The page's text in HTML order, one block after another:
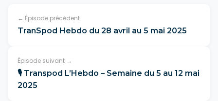
← Épisode précédent
TranSpod Hebdo du 28 avril au 5 mai 2025
Épisode suivant →
🎙️ Transpod L’Hebdo – Semaine du 5 au 12 mai
2025